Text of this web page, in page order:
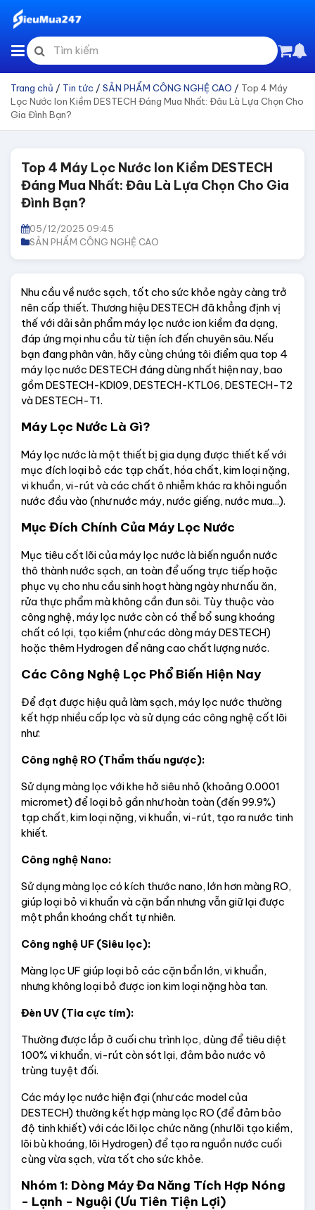
Trang chủ / Tin tức / SẢN PHẨM CÔNG NGHỆ CAO / Top 4 Máy
Lọc Nước Ion Kiềm DESTECH Đáng Mua Nhất: Đâu Là Lựa Chọn Cho
Gia Đình Bạn?
Top 4 Máy Lọc Nước Ion Kiềm DESTECH
Đáng Mua Nhất: Đâu Là Lựa Chọn Cho Gia
Đình Bạn?
05/12/2025 09:45
SẢN PHẨM CÔNG NGHỆ CAO
Nhu cầu về nước sạch, tốt cho sức khỏe ngày càng trở
nên cấp thiết. Thương hiệu DESTECH đã khẳng định vị
thế với dải sản phẩm máy lọc nước ion kiềm đa dạng,
đáp ứng mọi nhu cầu từ tiện ích đến chuyên sâu. Nếu
bạn đang phân vân, hãy cùng chúng tôi điểm qua top 4
máy lọc nước DESTECH đáng dùng nhất hiện nay, bao
gồm DESTECH-KDI09, DESTECH-KTL06, DESTECH-T2
và DESTECH-T1.
Máy Lọc Nước Là Gì?
Máy lọc nước là một thiết bị gia dụng được thiết kế với
mục đích loại bỏ các tạp chất, hóa chất, kim loại nặng,
vi khuẩn, vi-rút và các chất ô nhiễm khác ra khỏi nguồn
nước đầu vào (như nước máy, nước giếng, nước mưa...).
Mục Đích Chính Của Máy Lọc Nước
Mục tiêu cốt lõi của máy lọc nước là biến nguồn nước
thô thành nước sạch, an toàn để uống trực tiếp hoặc
phục vụ cho nhu cầu sinh hoạt hàng ngày như nấu ăn,
rửa thực phẩm mà không cần đun sôi. Tùy thuộc vào
công nghệ, máy lọc nước còn có thể bổ sung khoáng
chất có lợi, tạo kiềm (như các dòng máy DESTECH)
hoặc thêm Hydrogen để nâng cao chất lượng nước.
Các Công Nghệ Lọc Phổ Biến Hiện Nay
Để đạt được hiệu quả làm sạch, máy lọc nước thường
kết hợp nhiều cấp lọc và sử dụng các công nghệ cốt lõi
như:
Công nghệ RO (Thẩm thấu ngược):
Sử dụng màng lọc với khe hở siêu nhỏ (khoảng 0.0001
micromet) để loại bỏ gần như hoàn toàn (đến 99.9%)
tạp chất, kim loại nặng, vi khuẩn, vi-rút, tạo ra nước tinh
khiết.
Công nghệ Nano:
Sử dụng màng lọc có kích thước nano, lớn hơn màng RO,
giúp loại bỏ vi khuẩn và cặn bẩn nhưng vẫn giữ lại được
một phần khoáng chất tự nhiên.
Công nghệ UF (Siêu lọc):
Màng lọc UF giúp loại bỏ các cặn bẩn lớn, vi khuẩn,
nhưng không loại bỏ được ion kim loại nặng hòa tan.
Đèn UV (Tia cực tím):
Thường được lắp ở cuối chu trình lọc, dùng để tiêu diệt
100% vi khuẩn, vi-rút còn sót lại, đảm bảo nước vô
trùng tuyệt đối.
Các máy lọc nước hiện đại (như các model của
DESTECH) thường kết hợp màng lọc RO (để đảm bảo
độ tinh khiết) với các lõi lọc chức năng (như lõi tạo kiềm,
lõi bù khoáng, lõi Hydrogen) để tạo ra nguồn nước cuối
cùng vừa sạch, vừa tốt cho sức khỏe.
Nhóm 1: Dòng Máy Đa Năng Tích Hợp Nóng
- Lạnh - Nguội (Ưu Tiên Tiện Lợi)